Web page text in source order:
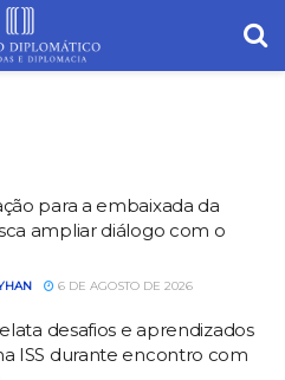
para a embaixada da
ampliar diálogo com o
6 DE AGOSTO DE 2026
desafios e aprendizados
ISS durante encontro com